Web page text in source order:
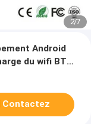
2/7
Android
du wifi BT
Contactez